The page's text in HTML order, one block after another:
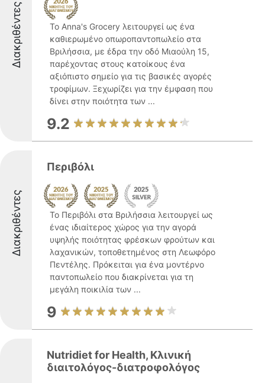
Διακριθέντες
Το Anna's Grocery λειτουργεί ως ένα
καθιερωμένο οπωροπαντοπωλείο στα
Βριλήσσια, με έδρα την οδό Μιαούλη 15,
παρέχοντας στους κατοίκους ένα
αξιόπιστο σημείο για τις βασικές αγορές
τροφίμων. Ξεχωρίζει για την έμφαση που
δίνει στην ποιότητα των ...
9.2
Διακριθέντες
Περιβόλι
Το Περιβόλι στα Βριλήσσια λειτουργεί ως
ένας ιδιαίτερος χώρος για την αγορά
υψηλής ποιότητας φρέσκων φρούτων και
λαχανικών, τοποθετημένος στη Λεωφόρο
Πεντέλης. Πρόκειται για ένα μοντέρνο
παντοπωλείο που διακρίνεται για τη
μεγάλη ποικιλία των ...
9
Nutridiet for Health, Kλινική
διαιτολόγος-διατροφολόγος